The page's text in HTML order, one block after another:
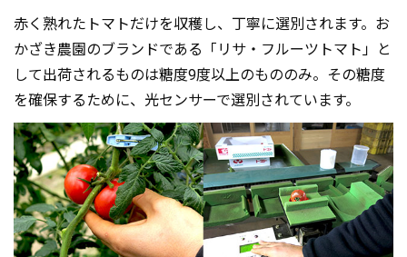
赤く熟れたトマトだけを収穫し、丁寧に選別されます。お
かざき農園のブランドである「リサ・フルーツトマト」と
して出荷されるものは糖度9度以上のもののみ。その糖度
を確保するために、光センサーで選別されています。